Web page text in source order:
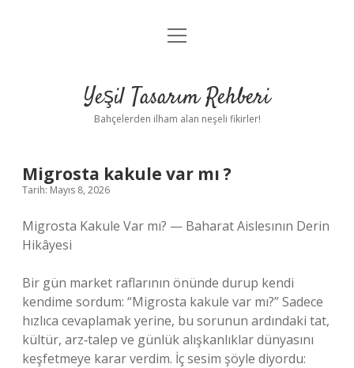
Anasayfa
Yasal Uyarı
menüyü
Yeşil Tasarım Rehberi
Bahçelerden ilham alan neşeli fikirler!
Migrosta kakule var mı ?
Tarih: Mayıs 8, 2026
Migrosta Kakule Var mı? — Baharat Aislesının Derin
Hikâyesi
Bir gün market raflarının önünde durup kendi
kendime sordum: “Migrosta kakule var mı?” Sadece
hızlıca cevaplamak yerine, bu sorunun ardındaki tat,
kültür, arz‑talep ve günlük alışkanlıklar dünyasını
keşfetmeye karar verdim. İç sesim şöyle diyordu: